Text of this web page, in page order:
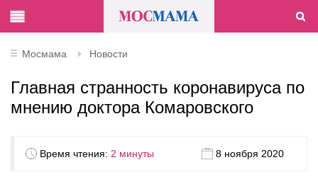
Мосмама Новости
Главная странность коронавируса по
мнению доктора Комаровского
Время чтения: 2 минуты 8 ноября 2020